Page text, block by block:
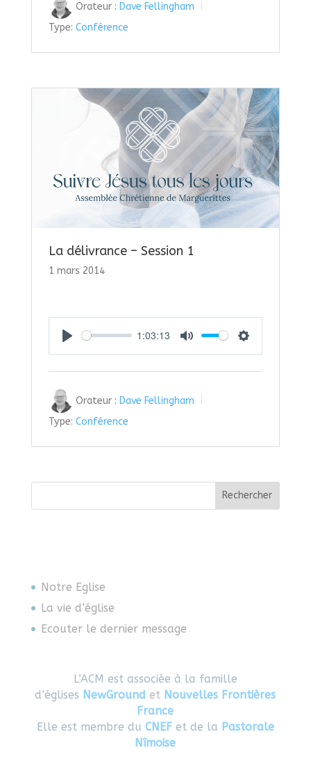
Orateur : Dave Fellingham
Type: Conférence
La délivrance – Session 1
1 mars 2014
1:03:13
Orateur : Dave Fellingham
Type: Conférence
Rechercher
Notre Eglise
La vie d’église
Ecouter le dernier message
L’ACM est associée à la famille
d’églises NewGround et Nouvelles Frontières
France
Elle est membre du CNEF et de la Pastorale
Nîmoise